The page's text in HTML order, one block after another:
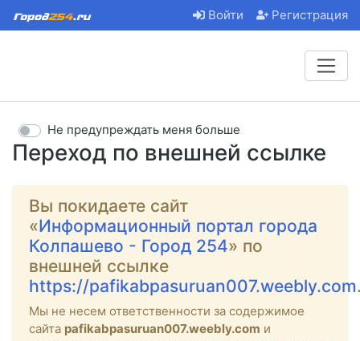
Войти Регистрация
Переход по внешней ссылке
Не предупреждать меня больше
Вы покидаете сайт
«Информационный портал города
Колпашево - Город 254» по
внешней ссылке
https://pafikabpasuruan007.weebly.com
Мы не несем ответственности за содержимое
сайта pafikabpasuruan007.weebly.com и